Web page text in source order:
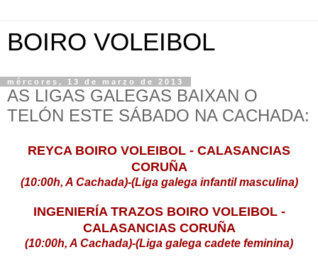
BOIRO VOLEIBOL
mércores, 13 de marzo de 2013
AS LIGAS GALEGAS BAIXAN O
TELÓN ESTE SÁBADO NA CACHADA:
REYCA BOIRO VOLEIBOL - CALASANCIAS
CORUÑA
(10:00h, A Cachada)-(Liga galega infantil masculina)
INGENIERÍA TRAZOS BOIRO VOLEIBOL -
CALASANCIAS CORUÑA
(10:00h, A Cachada)-(Liga galega cadete feminina)